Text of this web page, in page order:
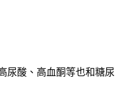
尿酸、高血酮等也和糖尿